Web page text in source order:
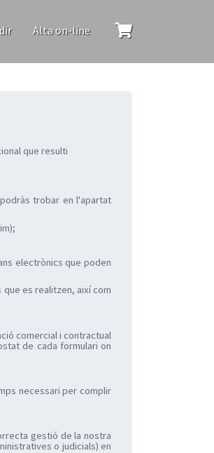
Alta on-line
que resulti
trobar en l'apartat
electrònics que poden
es realitzen, així com
comercial i contractual
de cada formulari on
necessari per complir
gestió de la nostra
o judicials) en